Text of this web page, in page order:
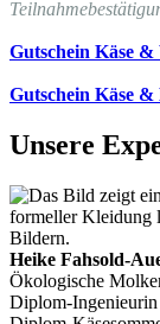
Gutschein Käse &
Gutschein Käse &
Unsere
Heike Fahsold-
Ökologische
Diplom-Ingenieurin